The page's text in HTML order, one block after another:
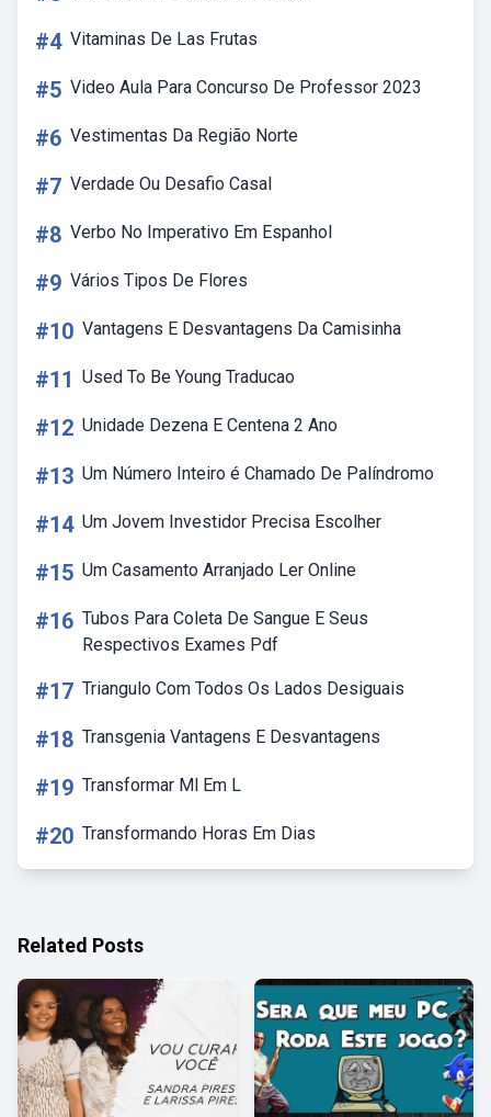
#4 Vitaminas De Las Frutas
#5 Video Aula Para Concurso De Professor 2023
#6 Vestimentas Da Região Norte
#7 Verdade Ou Desafio Casal
#8 Verbo No Imperativo Em Espanhol
#9 Vários Tipos De Flores
#10 Vantagens E Desvantagens Da Camisinha
#11 Used To Be Young Traducao
#12 Unidade Dezena E Centena 2 Ano
#13 Um Número Inteiro é Chamado De Palíndromo
#14 Um Jovem Investidor Precisa Escolher
#15 Um Casamento Arranjado Ler Online
#16 Tubos Para Coleta De Sangue E Seus
Respectivos Exames Pdf
#17 Triangulo Com Todos Os Lados Desiguais
#18 Transgenia Vantagens E Desvantagens
#19 Transformar Ml Em L
#20 Transformando Horas Em Dias
Related Posts